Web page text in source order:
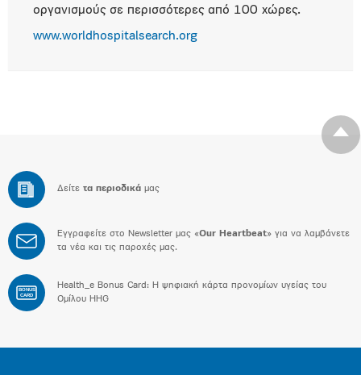
οργανισμούς σε περισσότερες από 100 χώρες.
www.worldhospitalsearch.org
Δείτε τα περιοδικά μας
Εγγραφείτε στο Newsletter μας «Our Heartbeat» για να λαμβάνετε
τα νέα και τις παροχές μας.
BONUS
CARD
Health_e Bonus Card: H ψηφιακή κάρτα προνομίων υγείας του
Ομίλου HHG